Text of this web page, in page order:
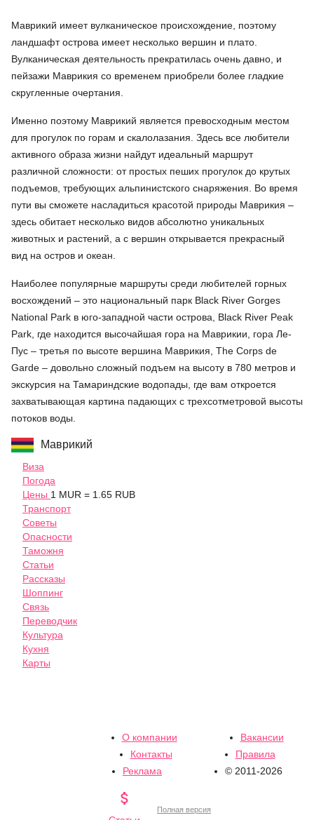
Маврикий имеет вулканическое происхождение, поэтому
ландшафт острова имеет несколько вершин и плато.
Вулканическая деятельность прекратилась очень давно, и
пейзажи Маврикия со временем приобрели более гладкие
скругленные очертания.
Именно поэтому Маврикий является превосходным местом
для прогулок по горам и скалолазания. Здесь все любители
активного образа жизни найдут идеальный маршрут
различной сложности: от простых пеших прогулок до крутых
подъемов, требующих альпинистского снаряжения. Во время
пути вы сможете насладиться красотой природы Маврикия –
здесь обитает несколько видов абсолютно уникальных
животных и растений, а с вершин открывается прекрасный
вид на остров и океан.
Наиболее популярные маршруты среди любителей горных
восхождений – это национальный парк Black River Gorges
National Park в юго-западной части острова, Black River Peak
Park, где находится высочайшая гора на Маврикии, гора Ле-
Пус – третья по высоте вершина Маврикия, The Corps de
Garde – довольно сложный подъем на высоту в 780 метров и
экскурсия на Тамариндские водопады, где вам откроется
захватывающая картина падающих с трехсотметровой высоты
потоков воды.
Маврикий
Виза
Погода
Цены 1 MUR = 1.65 RUB
Транспорт
Советы
Опасности
Таможня
Статьи
Рассказы
Шоппинг
Связь
Переводчик
Культура
Кухня
Карты
О компании
Вакансии
Контакты
Правила
Реклама
© 2011-2026

Полная версия